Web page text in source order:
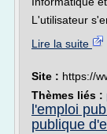
L'utilisateur
Lire la suite
Site : https://
Thèmes liés :
l'emploi
publique